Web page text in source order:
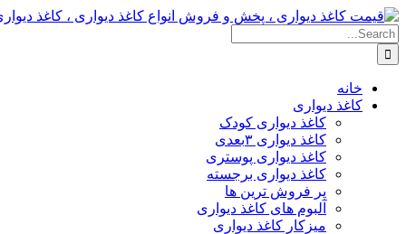
Skip
to
content
Search
for:
خانه
کاغذ دیواری
کاغذ دیواری کودک
کاغذ دیواری ۳بعدی
کاغذ دیواری پوستری
کاغذ دیواری برجسته
پر فروش ترین ها
آلبوم های کاغذ دیواری
میزکار کاغذ دیواری